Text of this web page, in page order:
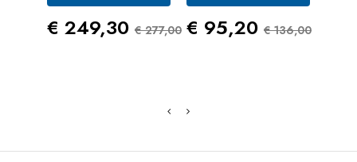
Prezzo
€ 249,30 Prezzo Standard
€ 277,00 Prezzo
€ 95,20 Prezzo
€ 136,00